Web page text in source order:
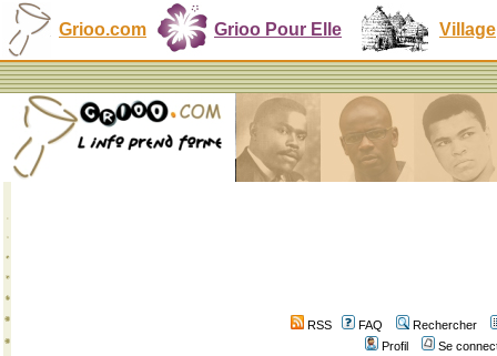
Grioo.com Grioo Pour Elle Village
RSS FAQ
Rechercher
Profil
Se